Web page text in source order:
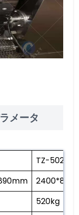
メータ
TZ-5029
520kg